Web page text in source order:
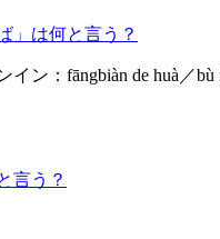
」は何と言う？
ン：fāngbiàn de huà／
言う？